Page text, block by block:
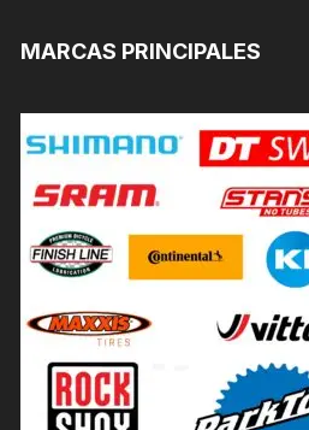
MARCAS PRINCIPALES